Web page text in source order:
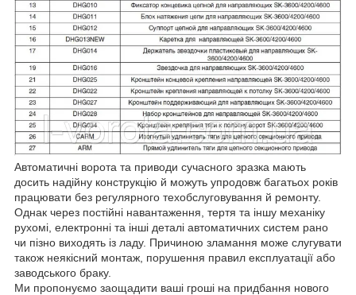
Автоматичні ворота та приводи сучасного зразка мають
досить надійну конструкцію й можуть упродовж багатьох років
працювати без регулярного техобслуговування й ремонту.
Однак через постійні навантаження, тертя та іншу механіку
рухомі, електронні та інші деталі автоматичних систем рано
чи пізно виходять із ладу. Причиною зламання може слугувати
також неякісний монтаж, порушення правил експлуатації або
заводського браку.
Ми пропонуємо заощадити ваші гроші на придбання нового